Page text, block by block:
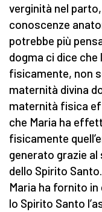
verginità nel
conoscenze
potrebbe più
dogma ci dice che
fisicamente, non
maternità divina
maternità fisica
che Maria ha
fisicamente
generato grazie
dello Spirito
Maria ha fornito in
lo Spirito Santo